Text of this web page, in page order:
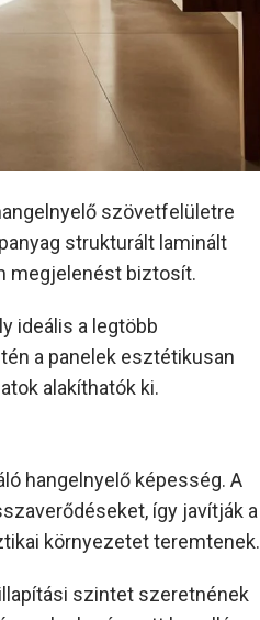
szövetfelületre
strukturált laminált
megjelenést biztosít.
ideális a legtöbb
a panelek esztétikusan
alakíthatók ki.
hangelnyelő képesség. A
így javítják a
környezetet teremtenek.
szintet szeretnének